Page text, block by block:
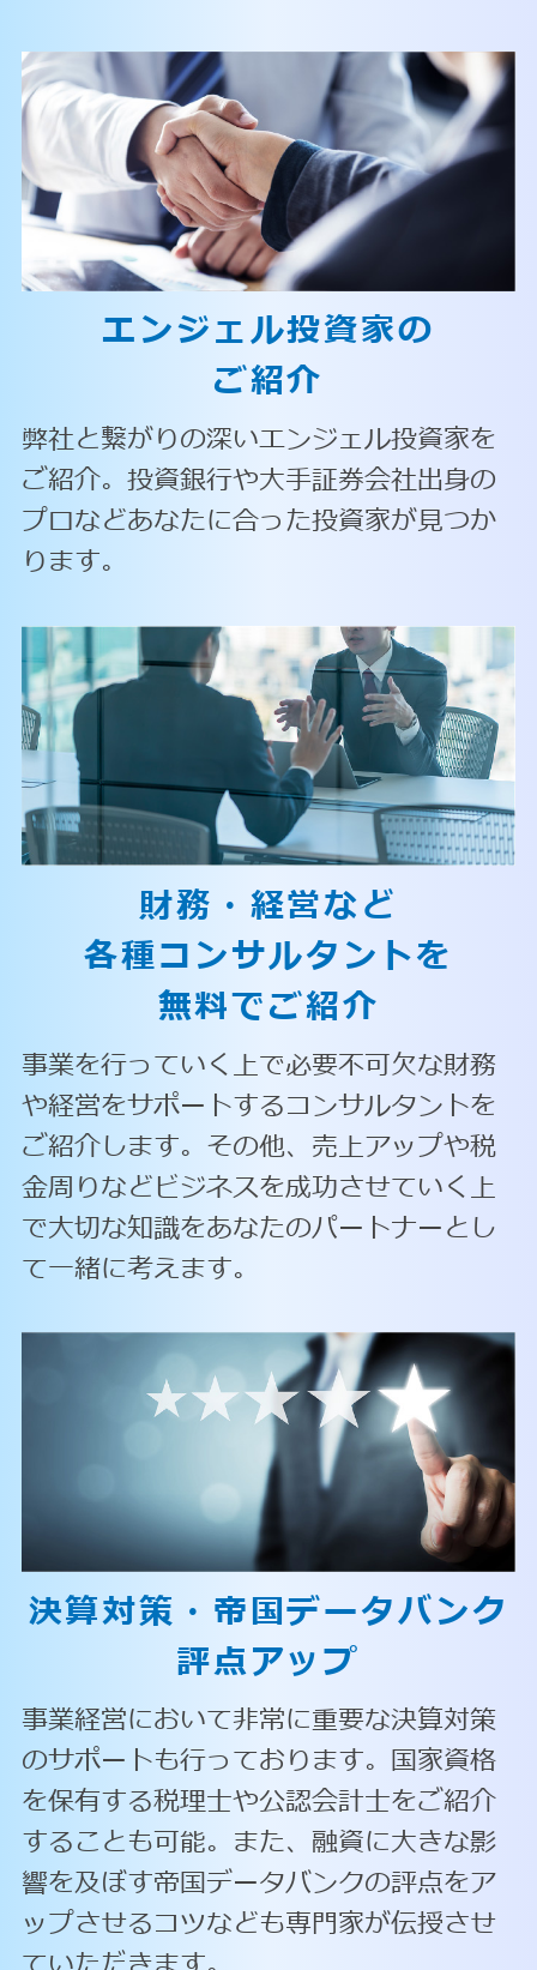
エンジェル投資家の
ご紹介
弊社と繋がりの深いエンジェル投資家を
ご紹介。投資銀行や大手証券会社出身の
プロなどあなたに合った投資家が見つか
ります。
財務・経営など
各種コンサルタントを
無料でご紹介
事業を行っていく上で必要不可欠な財務
や経営をサポートするコンサルタントを
ご紹介します。その他、売上アップや税
金周りなどビジネスを成功させていく上
で大切な知識をあなたのパートナーとし
て一緒に考えます。
決算対策・ 帝国データバンク
評点アップ
事業経営において非常に重要な決算対策
のサポートも行っております。国家資格
を保有する税理士や公認会計士をご紹介
することも可能。また、融資に大きな影
響を及ぼす帝国データバンクの評点をア
ップさせるコツなども専門家が伝授させ